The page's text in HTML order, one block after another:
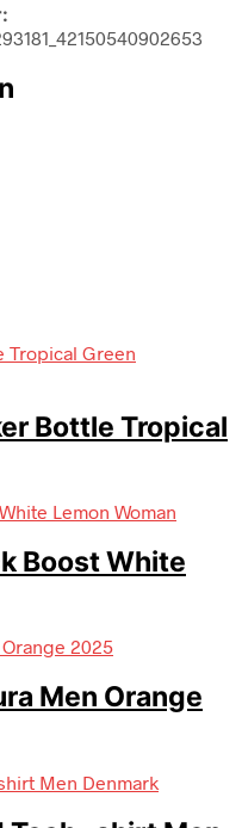
Bottle Tropical
Boost White
Men Orange